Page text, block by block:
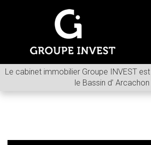
Le cabinet immobilier Groupe INVEST
le Bassin d’ Arcachon